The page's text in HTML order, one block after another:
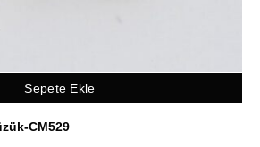
Sepete Ekle
CM529